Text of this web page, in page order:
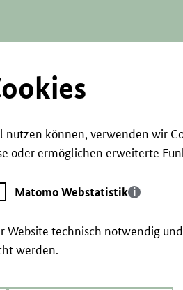
nutzen können, verwenden wir
oder ermöglichen erweiterte
Matomo Webstatistik
Website technisch notwendig
werden.